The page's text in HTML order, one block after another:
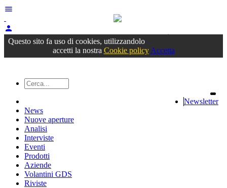
menu
person
Accedioppure registrati
Questo sito fa uso di cookies, utilizzandolo
accetti la nostra Cookie policy Accetta
Newsletter
News
Nuove aperture
Analisi
Interviste
Eventi
Prodotti
Aziende
Volantini GDS
Riviste